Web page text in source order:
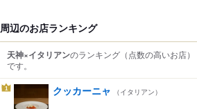
周辺のお店ランキング
天神×イタリアンのランキング （点数の高いお店）
です。
1 クッカーニャ （イタリアン）